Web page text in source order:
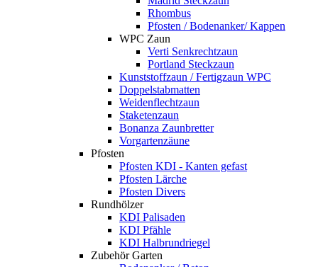
Rhombus
Pfosten / Bodenanker/ Kappen
WPC Zaun
Verti Senkrechtzaun
Portland Steckzaun
Kunststoffzaun / Fertigzaun WPC
Doppelstabmatten
Weidenflechtzaun
Staketenzaun
Bonanza Zaunbretter
Vorgartenzäune
Pfosten
Pfosten KDI - Kanten gefast
Pfosten Lärche
Pfosten Divers
Rundhölzer
KDI Palisaden
KDI Pfähle
KDI Halbrundriegel
Zubehör Garten